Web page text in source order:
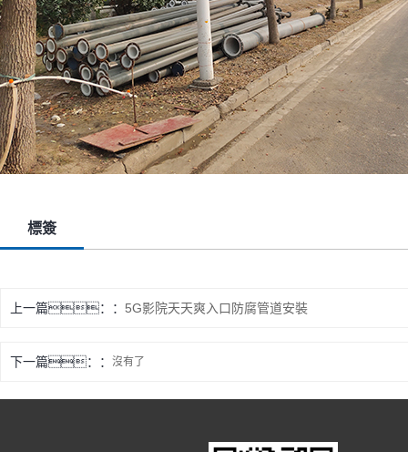
標簽
上一篇： 5G影院天天爽入口防腐管道安裝
下一篇： 沒有了